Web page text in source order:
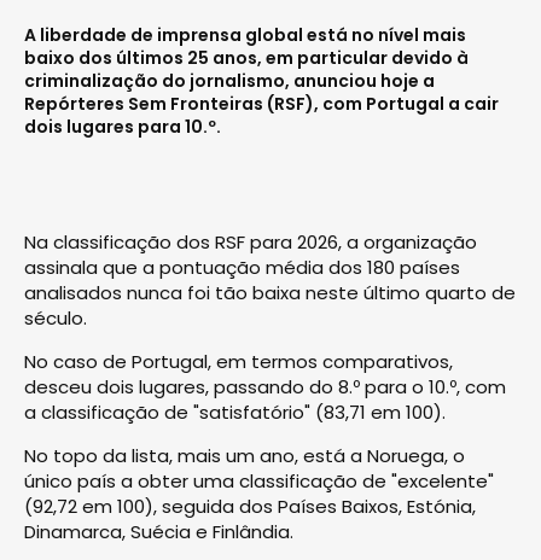
A liberdade de imprensa global está no nível mais
baixo dos últimos 25 anos, em particular devido à
criminalização do jornalismo, anunciou hoje a
Repórteres Sem Fronteiras (RSF), com Portugal a cair
dois lugares para 10.º.
Na classificação dos RSF para 2026, a organização
assinala que a pontuação média dos 180 países
analisados nunca foi tão baixa neste último quarto de
século.
No caso de Portugal, em termos comparativos,
desceu dois lugares, passando do 8.º para o 10.º, com
a classificação de "satisfatório" (83,71 em 100).
No topo da lista, mais um ano, está a Noruega, o
único país a obter uma classificação de "excelente"
(92,72 em 100), seguida dos Países Baixos, Estónia,
Dinamarca, Suécia e Finlândia.